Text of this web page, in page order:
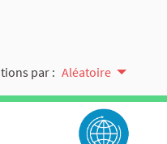
par : Aléatoire